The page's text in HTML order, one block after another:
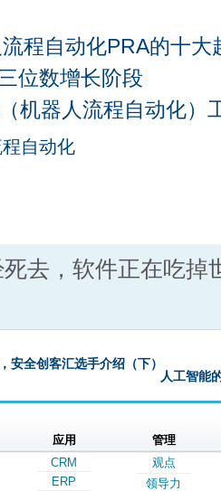
程自动化PRA的十大
位数增长阶段
机器人流程自动化）
自动化
死去，软件正在吃掉
安全创客汇选手介绍（下）
人工智能
应用
CRM
ERP
管理
观点
领导力